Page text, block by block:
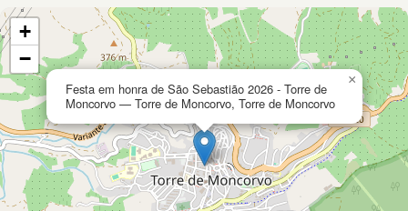
Festa em honra de São Sebastião 2026 - Torre de
Moncorvo — Torre de Moncorvo, Torre de Moncorvo
×
+
−